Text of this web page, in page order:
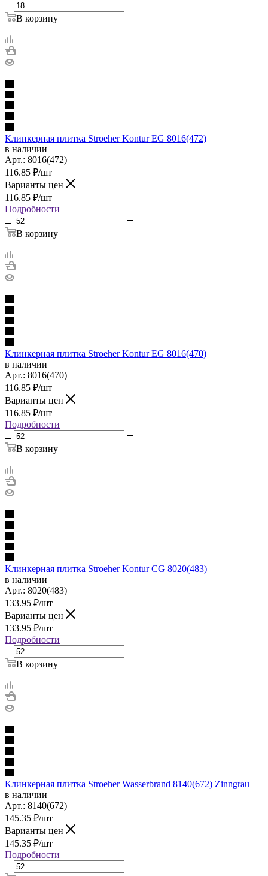
В корзину
Клинкерная плитка Stroeher Kontur EG 8016(472)
в наличии
Арт.: 8016(472)
116.85 ₽/шт
Варианты цен
116.85 ₽/шт
Подробности
В корзину
Клинкерная плитка Stroeher Kontur EG 8016(470)
в наличии
Арт.: 8016(470)
116.85 ₽/шт
Варианты цен
116.85 ₽/шт
Подробности
В корзину
Клинкерная плитка Stroeher Kontur CG 8020(483)
в наличии
Арт.: 8020(483)
133.95 ₽/шт
Варианты цен
133.95 ₽/шт
Подробности
В корзину
Клинкерная плитка Stroeher Wasserbrand 8140(672) Zinngrau
в наличии
Арт.: 8140(672)
145.35 ₽/шт
Варианты цен
145.35 ₽/шт
Подробности